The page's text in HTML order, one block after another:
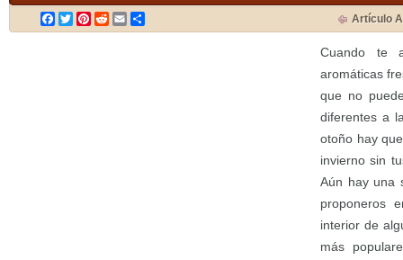
Facebook
TwitterPinterest
RedditEmail Artículo
Cuando te
aromáticas
que no
diferentes a
otoño hay
invierno sin
Aún hay una
proponeros
interior de
más